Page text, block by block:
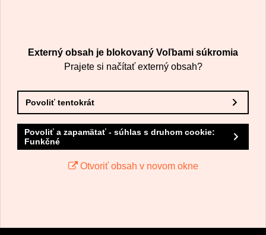
VAŠA OTÁZKA K PRODUKTU
Odoslať
Externý obsah je blokovaný Voľbami súkromia
Prajete si načítať externý obsah?
Povoliť tentokrát
Povoliť a zapamätať - súhlas s druhom cookie:
Funkčné
Otvoriť obsah v novom okne